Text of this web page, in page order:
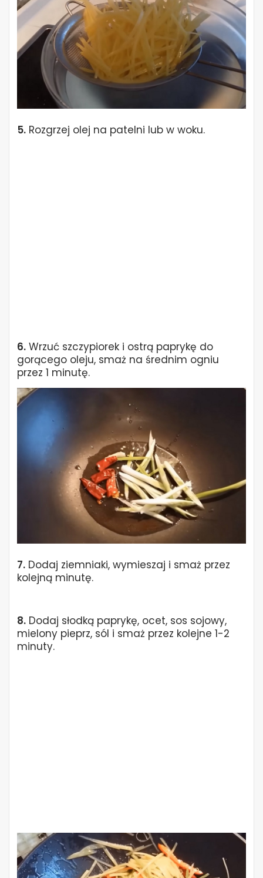
5. Rozgrzej olej na patelni lub w woku.
6. Wrzuć szczypiorek i ostrą paprykę do
gorącego oleju, smaż na średnim ogniu
przez 1 minutę.
7. Dodaj ziemniaki, wymieszaj i smaż przez
kolejną minutę.
8. Dodaj słodką paprykę, ocet, sos sojowy,
mielony pieprz, sól i smaż przez kolejne 1-2
minuty.